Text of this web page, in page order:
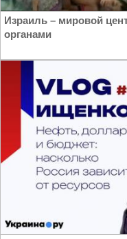
Израиль – мировой
органами